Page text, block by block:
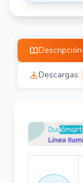
Descripción
Descargas